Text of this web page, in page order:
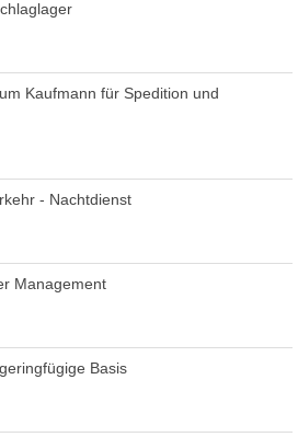
Kaufmann für Spedition und
- Nachtdienst
Management
Basis